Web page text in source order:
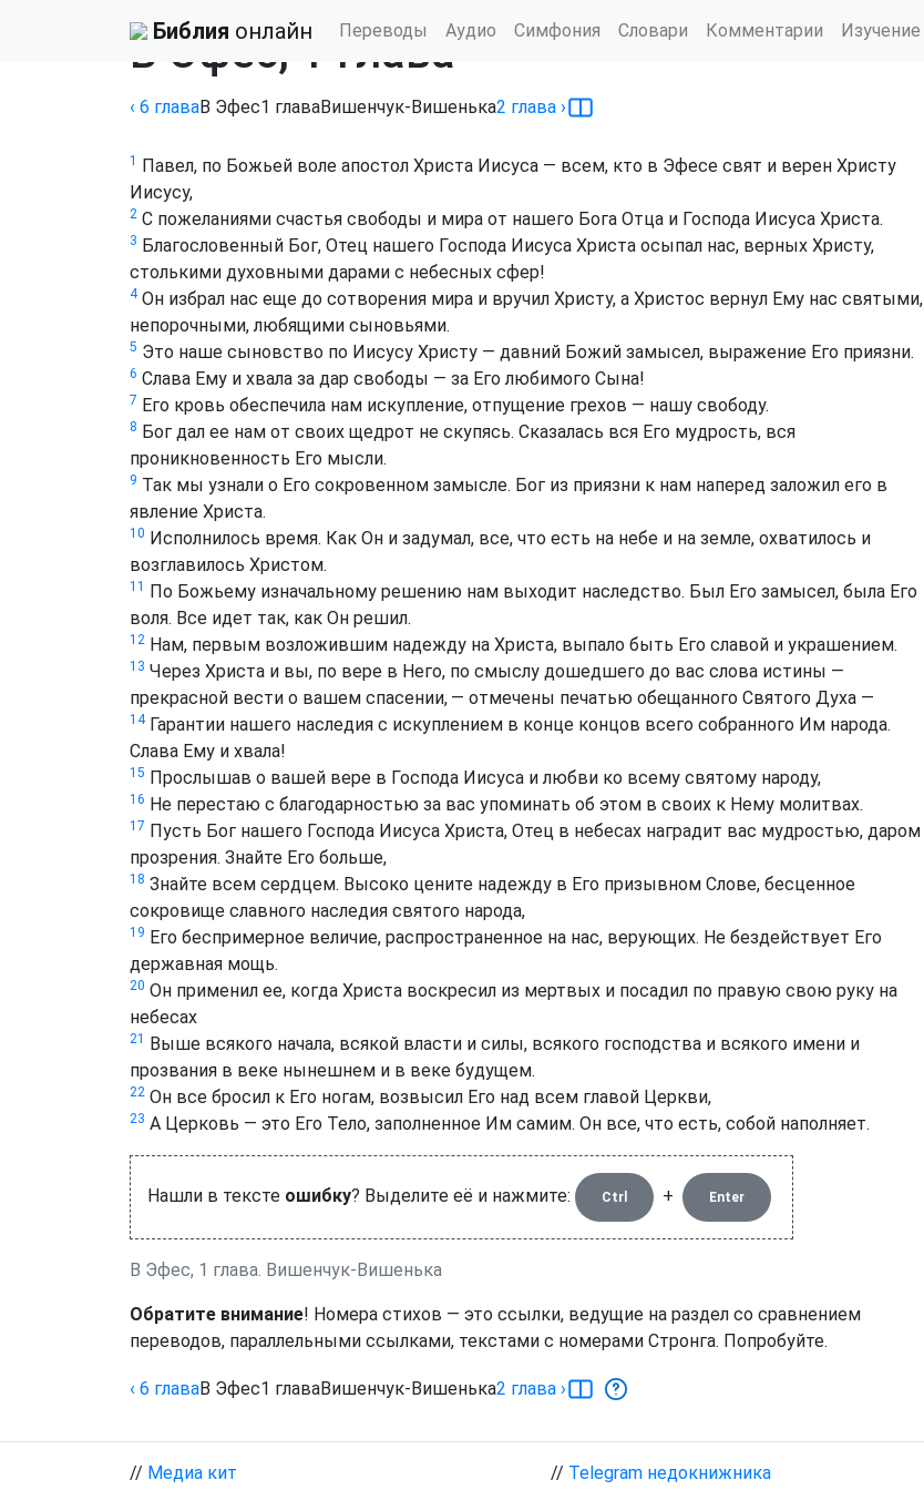
Библия онлайн Переводы Аудио Симфония Словари Комментарии Изучение
В Эфес, 1 глава
‹ 6 главаВ Эфес1 главаВишенчук-Вишенька2 глава ›
1 Павел, по Божьей воле апостол Христа Иисуса — всем, кто в Эфесе свят и верен Христу
Иисусу,
2 С пожеланиями счастья свободы и мира от нашего Бога Отца и Господа Иисуса Христа.
3 Благословенный Бог, Отец нашего Господа Иисуса Христа осыпал нас, верных Христу,
столькими духовными дарами с небесных сфер!
4Он избрал нас еще до сотворения мира и вручил Христу, а Христос вернул Ему нас святыми,
непорочными, любящими сыновьями.
5 Это наше сыновство по Иисусу Христу — давний Божий замысел, выражение Его приязни.
6 Слава Ему и хвала за дар свободы — за Его любимого Сына!
7 Его кровь обеспечила нам искупление, отпущение грехов — нашу свободу.
8 Бог дал ее нам от своих щедрот не скупясь. Сказалась вся Его мудрость, вся
проникновенность Его мысли.
9 Так мы узнали о Его сокровенном замысле. Бог из приязни к нам наперед заложил его в
явление Христа.
10 Исполнилось время. Как Он и задумал, все, что есть на небе и на земле, охватилось и
возглавилось Христом.
11 По Божьему изначальному решению нам выходит наследство. Был Его замысел, была Его
воля. Все идет так, как Он решил.
12 Нам, первым возложившим надежду на Христа, выпало быть Его славой и украшением.
13 Через Христа и вы, по вере в Него, по смыслу дошедшего до вас слова истины —
прекрасной вести о вашем спасении, — отмечены печатью обещанного Святого Духа —
14Гарантии нашего наследия с искуплением в конце концов всего собранного Им народа.
Слава Ему и хвала!
15 Прослышав о вашей вере в Господа Иисуса и любви ко всему святому народу,
16 Не перестаю с благодарностью за вас упоминать об этом в своих к Нему молитвах.
17 Пусть Бог нашего Господа Иисуса Христа, Отец в небесах наградит вас мудростью, даром
прозрения. Знайте Его больше,
18 Знайте всем сердцем. Высоко цените надежду в Его призывном Слове, бесценное
сокровище славного наследия святого народа,
19 Его беспримерное величие, распространенное на нас, верующих. Не бездействует Его
державная мощь.
20 Он применил ее, когда Христа воскресил из мертвых и посадил по правую свою руку на
небесах
21 Выше всякого начала, всякой власти и силы, всякого господства и всякого имени и
прозвания в веке нынешнем и в веке будущем.
22 Он все бросил к Его ногам, возвысил Его над всем главой Церкви,
23 А Церковь — это Его Тело, заполненное Им самим. Он все, что есть, собой наполняет.
Нашли в тексте ошибку? Выделите её и нажмите: Ctrl + Enter
В Эфес, 1 глава. Вишенчук-Вишенька
Обратите внимание! Номера стихов — это ссылки, ведущие на раздел со сравнением
переводов, параллельными ссылками, текстами с номерами Стронга. Попробуйте.
‹ 6 главаВ Эфес1 главаВишенчук-Вишенька2 глава ›
// Медиа кит // Telegram недокнижника